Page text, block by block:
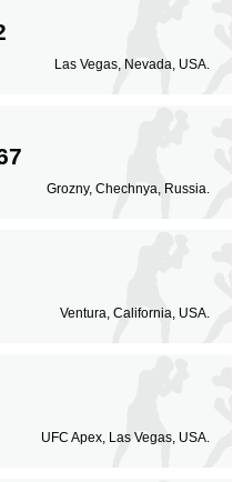
Las Vegas, Nevada, USA.
Grozny, Chechnya, Russia.
Ventura, California, USA.
UFC Apex, Las Vegas, USA.